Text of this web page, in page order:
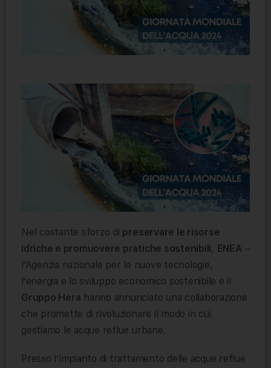
Nel costante sforzo di preservare le risorse
idriche e promuovere pratiche sostenibili, ENEA –
l’Agenzia nazionale per le nuove tecnologie,
l’energia e lo sviluppo economico sostenibile e il
Gruppo Hera hanno annunciato una collaborazione
che promette di rivoluzionare il modo in cui
gestiamo le acque reflue urbane.
Presso l’impianto di trattamento delle acque reflue